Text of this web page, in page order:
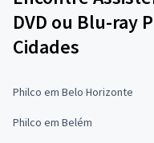
DVD ou Blu-ray
Cidades
Philco em Belo Horizonte
Philco em Belém